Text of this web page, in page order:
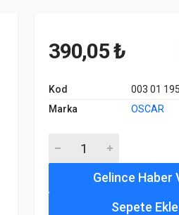
390,05 ₺
Kod
003 01 195
Marka
OSCAR
Gelince Haber
Sepete Ekle